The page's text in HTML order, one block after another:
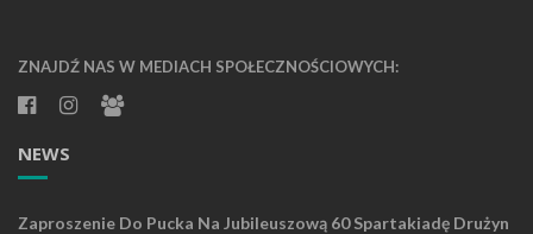
ZNAJDŹ NAS W MEDIACH SPOŁECZNOŚCIOWYCH:
NEWS
Zaproszenie Do Pucka Na Jubileuszową 60 Spartakiadę Drużyn